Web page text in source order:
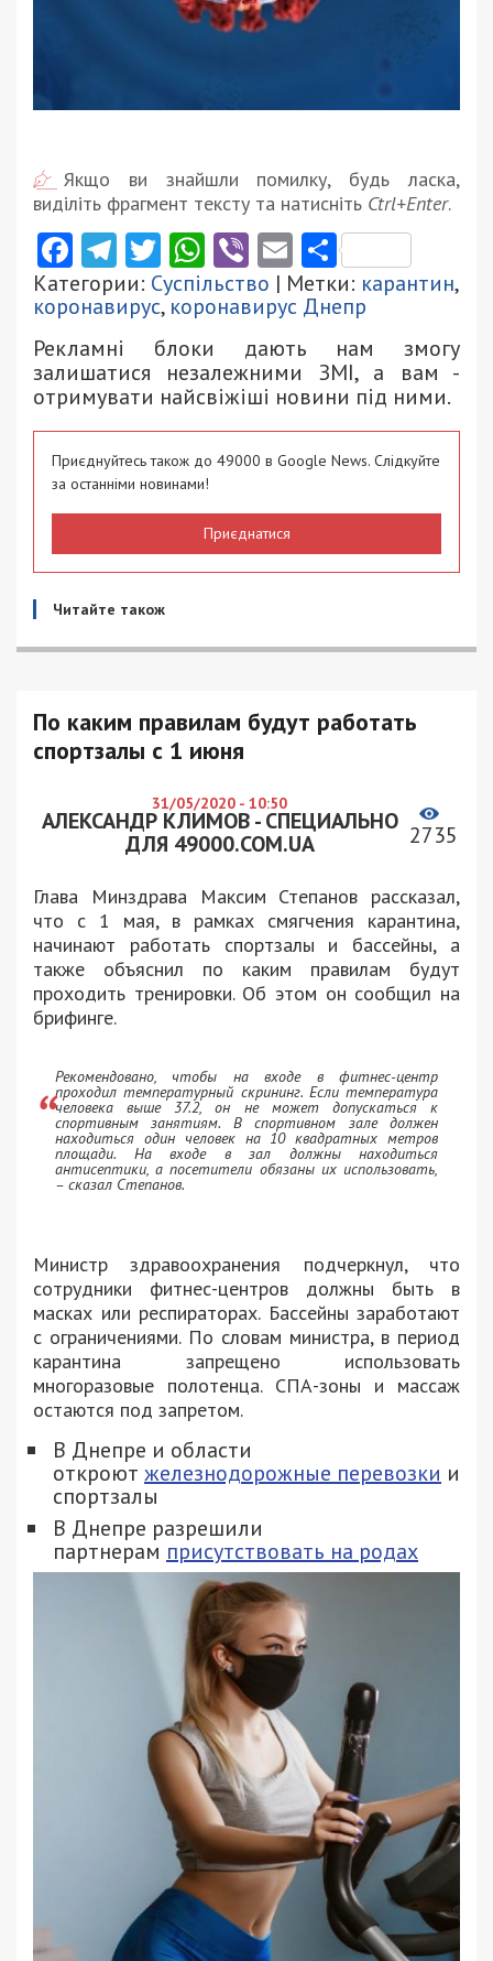
Якщо ви знайшли помилку, будь ласка,
виділіть фрагмент тексту та натисніть Ctrl+Enter.
Facebook
Telegram
Twitter
WhatsApp
ViberEmail
Категории: Суспільство | Метки: карантин,
коронавирус, коронавирус Днепр
Рекламні блоки дають нам змогу
залишатися незалежними ЗМІ, а вам -
отримувати найсвіжіші новини під ними.
Приєднуйтесь також до 49000 в Google News. Слідкуйте
за останніми новинами!
Приєднатися
Читайте також
По каким правилам будут работать
спортзалы с 1 июня
31/05/2020 - 10:50
АЛЕКСАНДР КЛИМОВ - СПЕЦИАЛЬНО
ДЛЯ 49000.COM.UA
2735
Глава Минздрава Максим Степанов рассказал,
что с 1 мая, в рамках смягчения карантина,
начинают работать спортзалы и бассейны, а
также объяснил по каким правилам будут
проходить тренировки. Об этом он сообщил на
брифинге.
Рекомендовано, чтобы на входе в фитнес-центр
проходил температурный скрининг. Если температура
человека выше 37.2, он не может допускаться к
спортивным занятиям. В спортивном зале должен
находиться один человек на 10 квадратных метров
площади. На входе в зал должны находиться
антисептики, а посетители обязаны их использовать,
– сказал Степанов.
Министр здравоохранения подчеркнул, что
сотрудники фитнес-центров должны быть в
масках или респираторах. Бассейны заработают
с ограничениями. По словам министра, в период
карантина запрещено использовать
многоразовые полотенца. СПА-зоны и массаж
остаются под запретом.
В Днепре и области
откроют железнодорожные перевозки и
спортзалы
В Днепре разрешили
партнерам присутствовать на родах